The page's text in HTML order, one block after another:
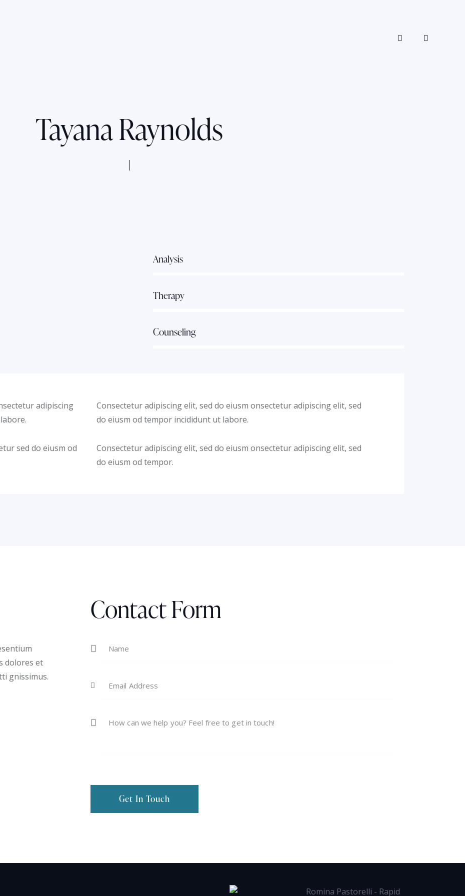
Tayana Raynolds
Analysis
Therapy
Counseling
adipiscing
sed do eiusm od
Consectetur adipiscing elit, sed do eiusm onsectetur adipiscing elit, sed
do eiusm od tempor incididunt ut labore.
Consectetur adipiscing elit, sed do eiusm onsectetur adipiscing elit, sed
do eiusm od tempor.
dolores et
gnissimus.
Contact Form